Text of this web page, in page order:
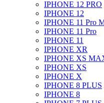
IPHONE 12 PRO
IPHONE 12
IPHONE 11 Pro
IPHONE 11 Pro
IPHONE 11
IPHONE XR
IPHONE XS
IPHONE XS
IPHONE X
IPHONE 8 PLUS
IPHONE 8